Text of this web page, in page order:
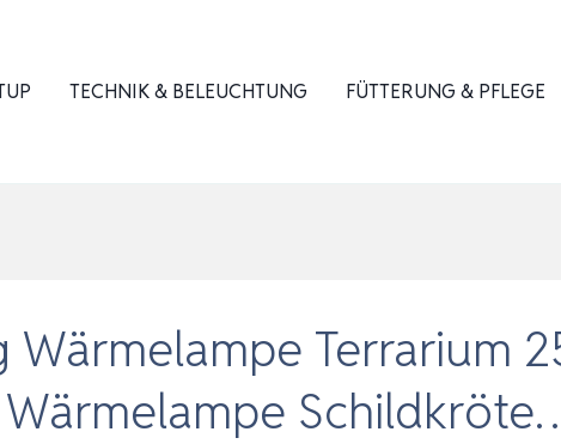
TECHNIK & BELEUCHTUNG FÜTTERUNG & PFLEGE
Wärmelampe Terrarium